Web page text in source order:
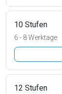
10 Stufen
6 - 8 Werktage
12 Stufen